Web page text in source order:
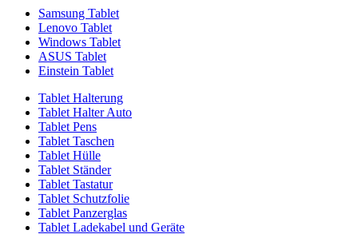
Samsung Tablet
Lenovo Tablet
Windows Tablet
ASUS Tablet
Einstein Tablet
Tablet Halterung
Tablet Halter Auto
Tablet Pens
Tablet Taschen
Tablet Hülle
Tablet Ständer
Tablet Tastatur
Tablet Schutzfolie
Tablet Panzerglas
Tablet Ladekabel und Geräte